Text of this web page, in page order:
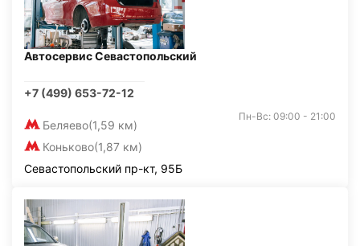
Автосервис Севастопольский
+7 (499) 653-72-12
Беляево(1,59 км)
Коньково(1,87 км)
Пн-Вс: 09:00 - 21:00
Севастопольский пр-кт, 95Б